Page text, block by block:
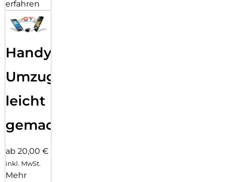
erfahren
Handy
Umzug
leicht
gemacht!
ab 20,00 €
inkl. MwSt.
Mehr